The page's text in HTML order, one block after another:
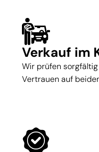
Verkauf im
Wir prüfen
Vertrauen auf